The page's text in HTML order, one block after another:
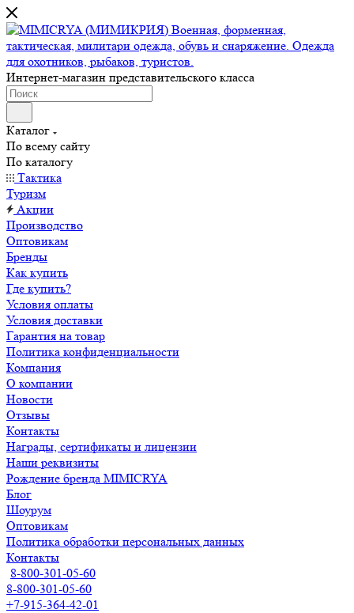
Интернет-магазин представительского класса
Каталог
По всему сайту
По каталогу
Тактика
Туризм
Акции
Производство
Оптовикам
Бренды
Как купить
Где купить?
Условия оплаты
Условия доставки
Гарантия на товар
Политика конфиденциальности
Компания
О компании
Новости
Отзывы
Контакты
Награды, сертификаты и лицензии
Наши реквизиты
Рождение бренда MIMICRYA
Блог
Шоурум
Оптовикам
Политика обработки персональных данных
Контакты
8-800-301-05-60
8-800-301-05-60
+7-915-364-42-01